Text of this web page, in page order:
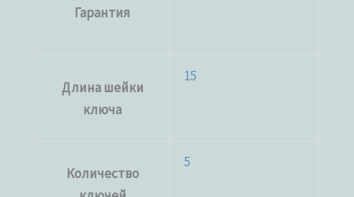
Гарантия
Длина шейки
ключа
15
Количество
5